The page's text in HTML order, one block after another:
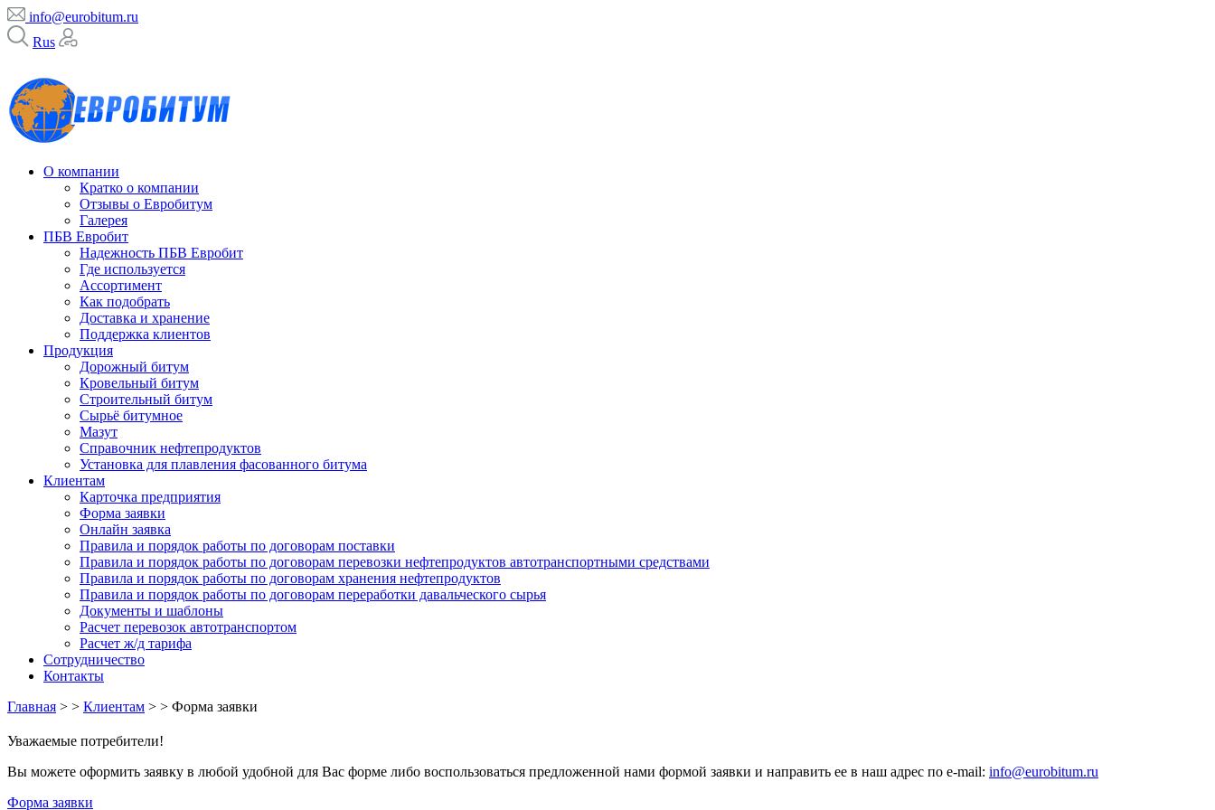
info@eurobitum.ru
Rus
О компании
Кратко о компании
Отзывы о Евробитум
Галерея
ПБВ Евробит
Надежность ПБВ Евробит
Где используется
Ассортимент
Как подобрать
Доставка и хранение
Поддержка клиентов
Продукция
Дорожный битум
Кровельный битум
Строительный битум
Сырьё битумное
Мазут
Справочник нефтепродуктов
Установка для плавления фасованного битума
Клиентам
Карточка предприятия
Форма заявки
Онлайн заявка
Правила и порядок работы по договорам поставки
Правила и порядок работы по договорам перевозки нефтепродуктов автотранспортными средствами
Правила и порядок работы по договорам хранения нефтепродуктов
Правила и порядок работы по договорам переработки давальческого сырья
Документы и шаблоны
Расчет перевозок автотранспортом
Расчет ж/д тарифа
Сотрудничество
Контакты
Главная > > Клиентам > > Форма заявки
Уважаемые потребители!
Вы можете оформить заявку в любой удобной для Вас форме либо воспользоваться предложенной нами формой заявки и направить ее в наш адрес по e-mail: info@eurobitum.ru
Форма заявки